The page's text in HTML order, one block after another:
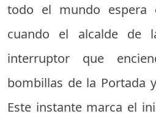
todo el mundo espera
cuando el alcalde de
interruptor que
bombillas de la Portada
Este instante marca el